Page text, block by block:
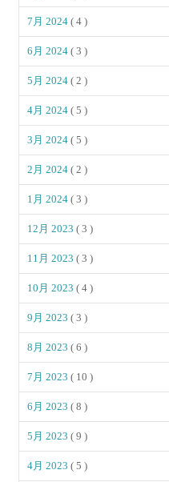
7月 2024( 4 )
6月 2024( 3 )
5月 2024( 2 )
4月 2024( 5 )
3月 2024( 5 )
2月 2024( 2 )
1月 2024( 3 )
12月 2023( 3 )
11月 2023( 3 )
10月 2023( 4 )
9月 2023( 3 )
8月 2023( 6 )
7月 2023( 10 )
6月 2023( 8 )
5月 2023( 9 )
4月 2023( 5 )